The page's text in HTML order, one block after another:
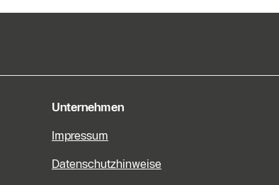
Unternehmen
Impressum
Datenschutzhinweise